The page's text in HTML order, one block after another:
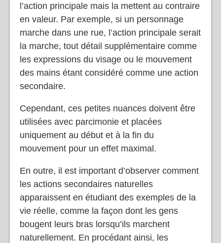
l’action principale mais la mettent au contraire
en valeur. Par exemple, si un personnage
marche dans une rue, l’action principale serait
la marche, tout détail supplémentaire comme
les expressions du visage ou le mouvement
des mains étant considéré comme une action
secondaire.
Cependant, ces petites nuances doivent être
utilisées avec parcimonie et placées
uniquement au début et à la fin du
mouvement pour un effet maximal.
En outre, il est important d’observer comment
les actions secondaires naturelles
apparaissent en étudiant des exemples de la
vie réelle, comme la façon dont les gens
bougent leurs bras lorsqu’ils marchent
naturellement. En procédant ainsi, les